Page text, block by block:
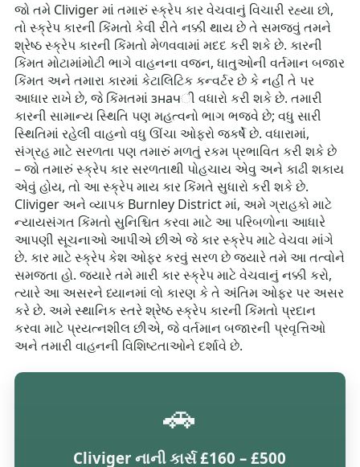
જો તમે Cliviger માં તમારું સ્ક્રેપ કાર વેચવાનું વિચારી રહ્યા છો,
તો સ્ક્રેપ કારની કિંમતો કેવી રીતે નક્કી થાય છે તે સમજવું તમને
શ્રેષ્ઠ સ્ક્રેપ કારની કિંમતો મેળવવામાં મદદ કરી શકે છે. કારની
કિંમત મોટામાંમોટી ભાગે વાહનના વજન, ધાતુઓની વર્તમાન બજાર
કિંમત અને તમારા કારમાં કેટાલિટિક કન્વર્ટર છે કે નહીં તે પર
આધાર રાખે છે, જે કિંમતમાં значી વધારો કરી શકે છે. તમારી
કારની સામાન્ય સ્થિતિ પણ મહત્વનો ભાગ ભજવે છે; વધુ સારી
સ્થિતિમાં રહેલી વાહનો વધુ ઊંચા ઓફરો જકર્ષે છે. વધારામાં,
સંગ્રહ માટે સરળતા પણ તમારું મળતું રકમ પ્રભાવિત કરી શકે છે
– જો તમારું સ્ક્રેપ કાર સરળતાથી પોહચાય એવુ અને કાઢી શકાય
એવું હોય, તો આ સ્ક્રેપ માય કાર કિંમતે સુધારો કરી શકે છે.
Cliviger અને વ્યાપક Burnley District માં, અમે ગ્રાહકો માટે
ન્યાયસંગત કિંમતો સુનિશ્ચિત કરવા માટે આ પરિબળોના આધારે
આપણી સૂચનાઓ આપીએ છીએ જે કાર સ્ક્રેપ માટે વેચવા માંગે
છે. કાર માટે સ્ક્રેપ કેશ ઓફર કરવું સરળ છે જ્યારે તમે આ તત્વોને
સમજતા હો. જ્યારે તમે મારી કાર સ્ક્રેપ માટે વેચવાનું નક્કી કરો,
ત્યારે આ અસરને ધ્યાનમાં લો કારણ કે તે અંતિમ ઓફર પર અસર
કરે છે. અમે સ્થાનિક સ્તરે શ્રેષ્ઠ સ્ક્રેપ કારની કિંમતો પ્રદાન
કરવા માટે પ્રયત્નશીલ છીએ, જે વર્તમાન બજારની પ્રવૃત્તિઓ
અને તમારી વાહનની વિશિષ્ટતાઓને દર્શાવે છે.
🚗
Cliviger નાની કાર્સ £160 – £500